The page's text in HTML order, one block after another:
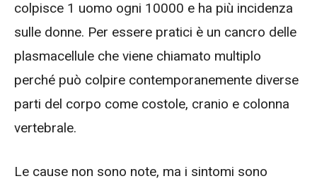
colpisce 1 uomo ogni 10000 e ha più incidenza
sulle donne. Per essere pratici è un cancro delle
plasmacellule che viene chiamato multiplo
perché può colpire contemporanemente diverse
parti del corpo come costole, cranio e colonna
vertebrale.
Le cause non sono note, ma i sintomi sono